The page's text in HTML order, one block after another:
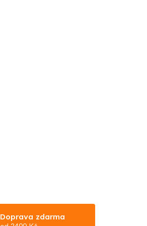
Doprava zdarma